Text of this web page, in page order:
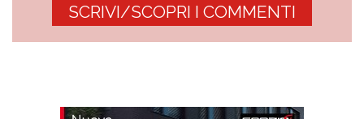
SCRIVI/SCOPRI I COMMENTI